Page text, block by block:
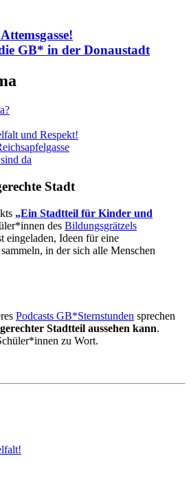
GB* in der Donaustadt
und Respekt!
da
Stadt
„Ein Stadtteil für Kinder und
des Bildungsgrätzels
eingeladen, Ideen für eine
in der sich alle Menschen
Podcasts GB*Sternstunden sprechen
Stadtteil aussehen kann.
zu Wort.